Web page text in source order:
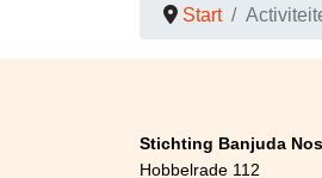
Start
Stichting Banjuda
Hobbelrade 112